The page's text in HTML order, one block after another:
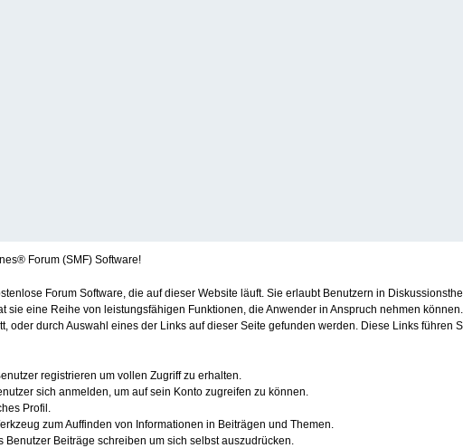
Forum (SMF) Software!
Forum Software, die auf dieser Website läuft. Sie erlaubt Benutzern in
sie eine Reihe von leistungsfähigen Funktionen, die Anwender in Anspruch nehmen
oder durch Auswahl eines der Links auf dieser Seite gefunden werden. Diese Links führen
registrieren um vollen Zugriff zu erhalten.
sich anmelden, um auf sein Konto zugreifen zu können.
Profil.
zum Auffinden von Informationen in Beiträgen und Themen.
Benutzer Beiträge schreiben um sich selbst auszudrücken.